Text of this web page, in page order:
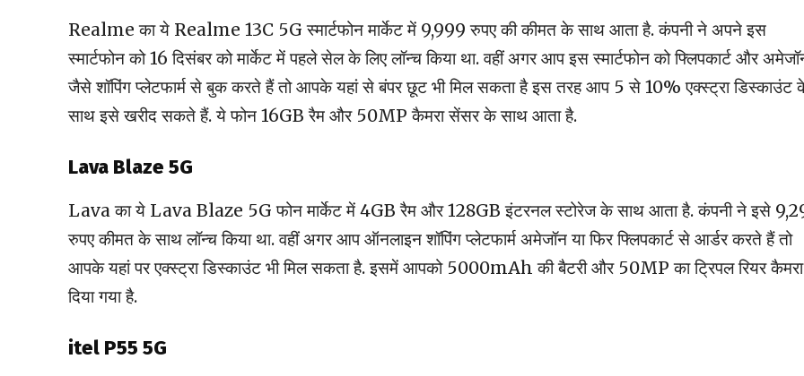
Realme का ये Realme 13C 5G स्मार्टफोन मार्केट में 9,999 रुपए की कीमत के साथ आता है. कंपनी ने अपने इस
स्मार्टफोन को 16 दिसंबर को मार्केट में पहले सेल के लिए लॉन्च किया था. वहीं अगर आप इस स्मार्टफोन को फ्लिपकार्ट और
जैसे शॉपिंग प्लेटफार्म से बुक करते हैं तो आपके यहां से बंपर छूट भी मिल सकता है इस तरह आप 5 से 10% एक्स्ट्रा डिस्काउंट
साथ इसे खरीद सकते हैं. ये फोन 16GB रैम और 50MP कैमरा सेंसर के साथ आता है.
Lava Blaze 5G
Lava का ये Lava Blaze 5G फोन मार्केट में 4GB रैम और 128GB इंटरनल स्टोरेज के साथ आता है. कंपनी ने इसे
रुपए कीमत के साथ लॉन्च किया था. वहीं अगर आप ऑनलाइन शॉपिंग प्लेटफार्म अमेजॉन या फिर फ्लिपकार्ट से आर्डर करते हैं तो
आपके यहां पर एक्स्ट्रा डिस्काउंट भी मिल सकता है. इसमें आपको 5000mAh की बैटरी और 50MP का ट्रिपल रियर कैमरा
दिया गया है.
itel P55 5G